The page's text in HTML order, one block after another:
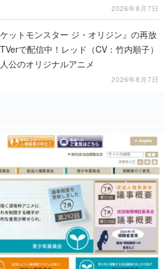
2026年8月7日
ケットモンスター ジ・オリジン』の再放
で配信中！レッド（CV：竹内順子）
公のオリジナルアニメ
2026年8月7日